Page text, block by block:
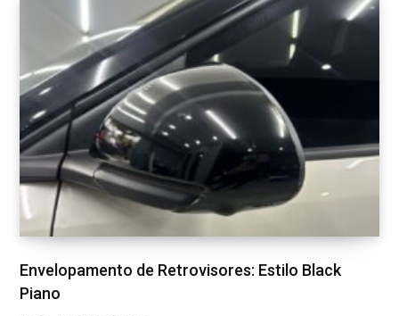
Envelopamento de Retrovisores: Estilo Black
Piano